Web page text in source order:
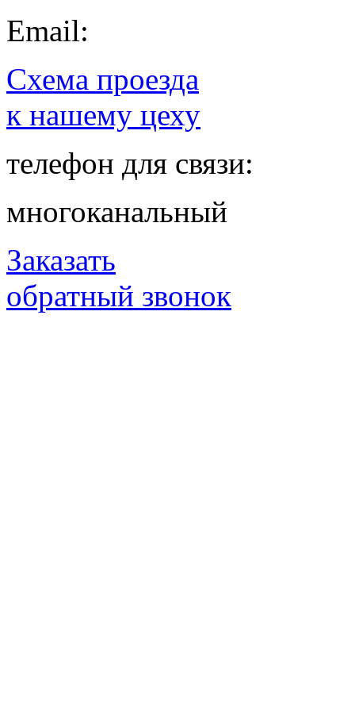
Email:
Схема проезда
к нашему цеху
телефон для связи:
многоканальный
Заказать
обратный звонок